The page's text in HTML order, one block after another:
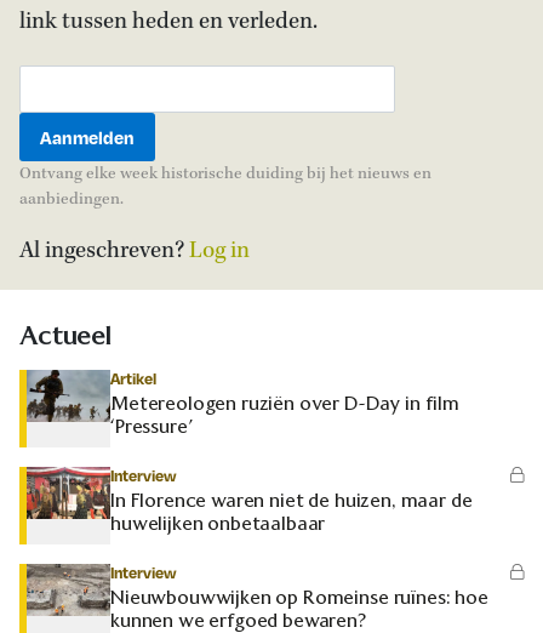
link tussen heden en verleden.
Ontvang elke week historische duiding bij het nieuws en
aanbiedingen.
Al ingeschreven?Log in
Actueel
Artikel
Metereologen ruziën over D-Day in film
‘Pressure’
Interview
In Florence waren niet de huizen, maar de
huwelijken onbetaalbaar
Interview
Nieuwbouwwijken op Romeinse ruïnes: hoe
kunnen we erfgoed bewaren?